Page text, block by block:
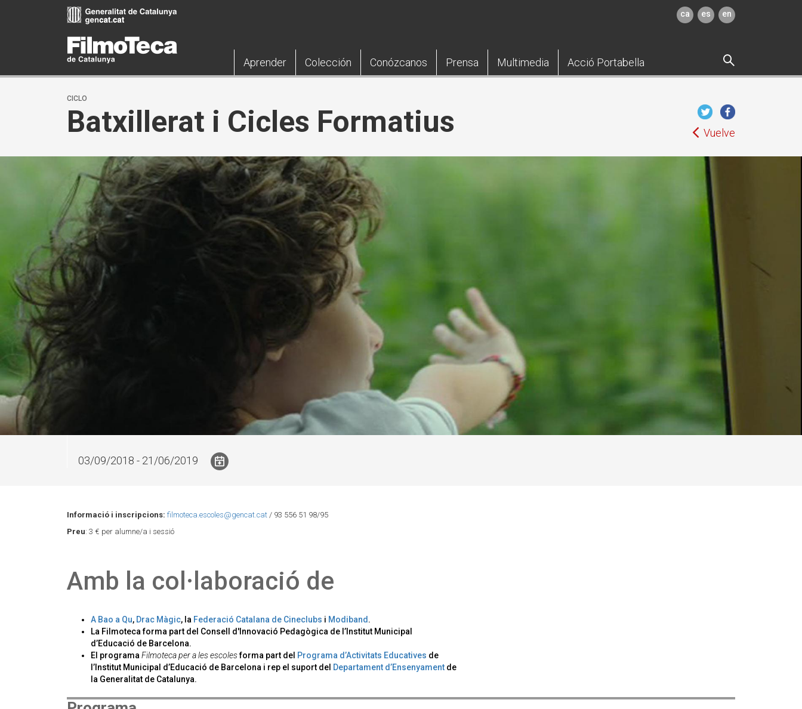
ca es en
Aprender Colección Conózcanos Prensa Multimedia Acció Portabella
CICLO
Batxillerat i Cicles Formatius Vuelve
03/09/2018 - 21/06/2019
Informació i inscripcions: filmoteca.escoles@gencat.cat / 93 556 51 98/95
Preu: 3 € per alumne/a i sessió
Amb la col·laboració de
A Bao a Qu, Drac Màgic, la Federació Catalana de Cineclubs i Modiband .
La Filmoteca forma part del Consell d'Innovació Pedagògica de l’Institut Municipal
d’Educació de Barcelona.
El programa Filmoteca per a les escolesforma part del Programa d’Activitats Educatives de
l’Institut Municipal d’Educació de Barcelona i rep el suport del Departament d’Ensenyament de
la Generalitat de Catalunya.